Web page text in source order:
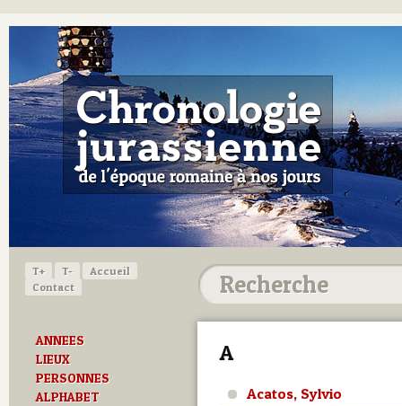
T+ T-
Accueil
Contact
ANNEES
LIEUX
PERSONNES
ALPHABET
A
Acatos, Sylvio